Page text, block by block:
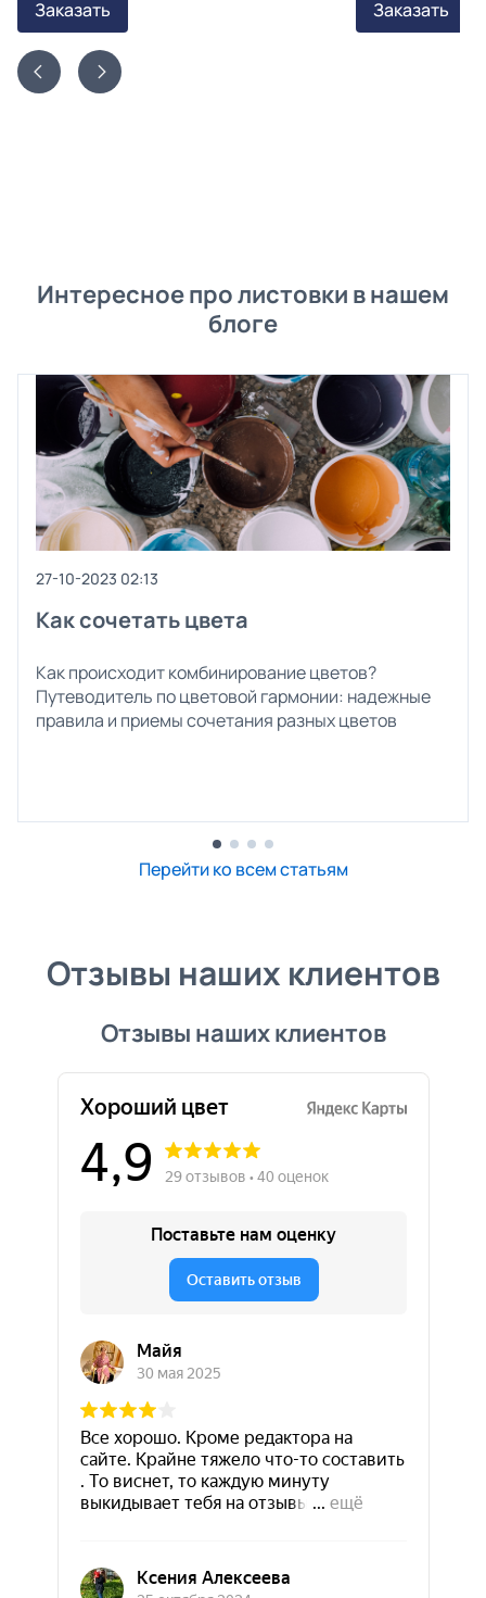
Заказать Заказать
Интересное про листовки в нашем
блоге
27-10-2023 02:13
Как сочетать цвета
Как происходит комбинирование цветов?
Путеводитель по цветовой гармонии: надежные
правила и приемы сочетания разных цветов
Перейти ко всем статьям
Отзывы наших клиентов
Отзывы наших клиентов